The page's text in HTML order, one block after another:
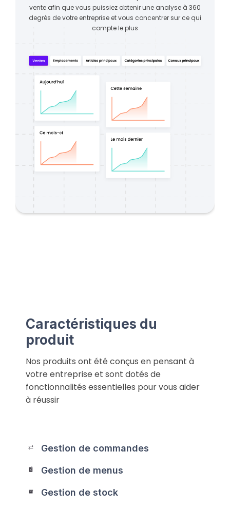
vente afin que vous puissiez obtenir une analyse à 360
degrés de votre entreprise et vous concentrer sur ce qui
compte le plus
Caractéristiques du
produit
Nos produits ont été conçus en pensant à
votre entreprise et sont dotés de
fonctionnalités essentielles pour vous aider
à réussir
Gestion de commandes
Gestion de menus
Gestion de stock